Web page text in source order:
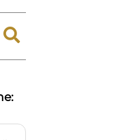
Expand
search